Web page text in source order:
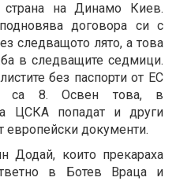
страна на Динамо Киев.
договора си с
следващото лято, а това
в следващите седмици.
без паспорти от ЕС
са 8. Освен това, в
ЦСКА попадат и други
европейски документи.
Додай, които прекараха
в Ботев Враца и